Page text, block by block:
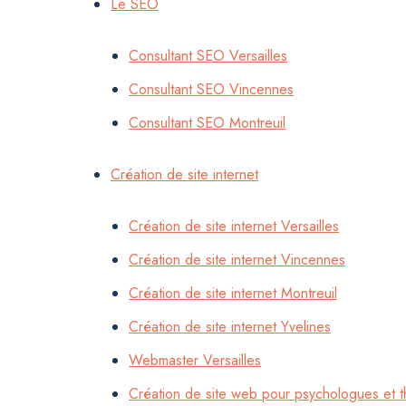
Consultant SEO Versailles
Consultant SEO Vincennes
Consultant SEO Montreuil
Création de site internet
Création de site internet Versailles
Création de site internet Vincennes
Création de site internet Montreuil
Création de site internet Yvelines
Webmaster Versailles
Création de site web pour psychologues et